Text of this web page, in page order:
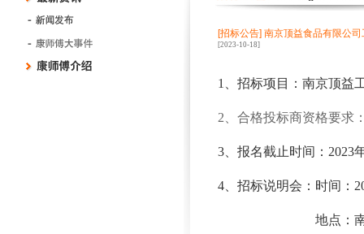
[招标公告] 南京顶益食品有限公
[2023-10-18]
1 、招标项目： 南京顶益
2 、合格投标商资格要求
3 、报名截止时间： 2023
4 、招标说明会：时间：
地点：